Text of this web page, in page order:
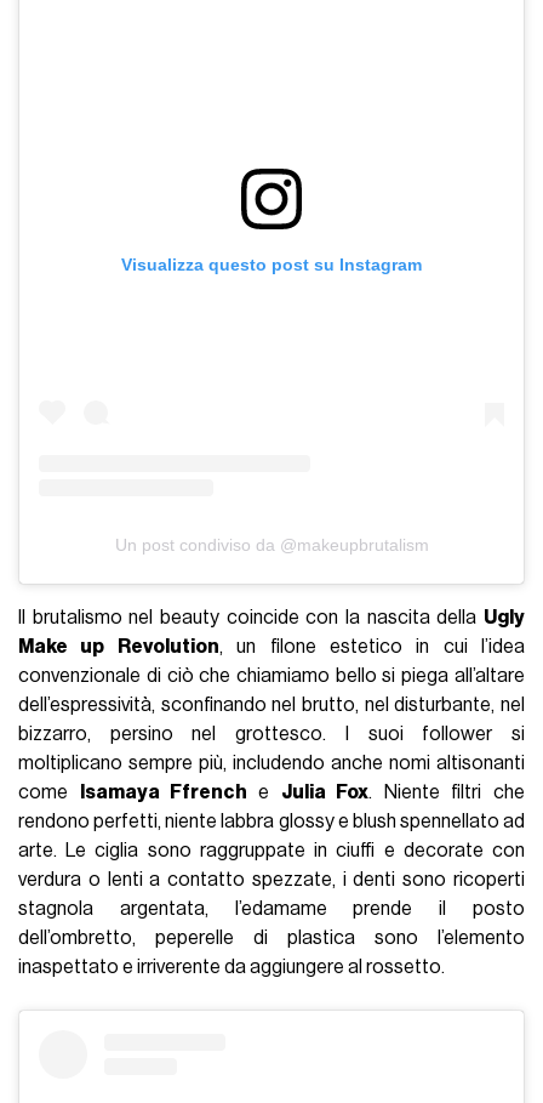
Visualizza questo post su Instagram
Un post condiviso da @makeupbrutalism
Il brutalismo nel beauty coincide con la nascita della Ugly
Make up Revolution, un filone estetico in cui l’idea
convenzionale di ciò che chiamiamo bello si piega all’altare
dell’espressività, sconfinando nel brutto, nel disturbante, nel
bizzarro, persino nel grottesco. I suoi follower si
moltiplicano sempre più, includendo anche nomi altisonanti
come
Isamaya Ffrench e Julia Fox. Niente filtri che
rendono perfetti, niente labbra glossy e blush spennellato ad
arte. Le ciglia sono raggruppate in ciuffi e decorate con
verdura o lenti a contatto spezzate, i denti sono ricoperti
stagnola argentata, l’edamame prende il posto
dell’ombretto, peperelle di plastica sono l’elemento
inaspettato e irriverente da aggiungere al rossetto.